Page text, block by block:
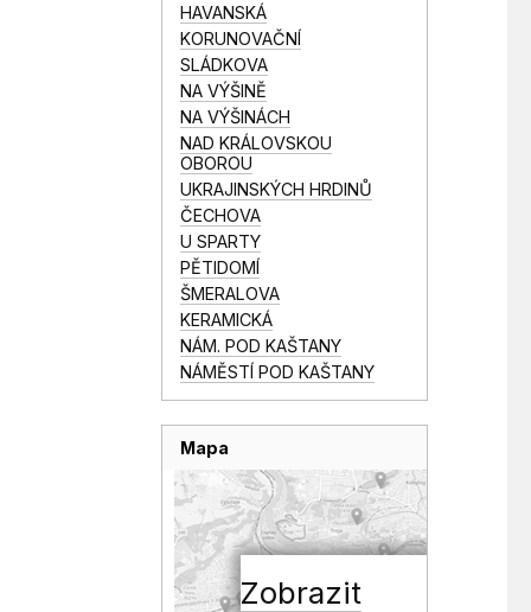
HAVANSKÁ
KORUNOVAČNÍ
SLÁDKOVA
NA VÝŠINĚ
NA VÝŠINÁCH
NAD KRÁLOVSKOU
OBOROU
UKRAJINSKÝCH HRDINŮ
ČECHOVA
U SPARTY
PĚTIDOMÍ
ŠMERALOVA
KERAMICKÁ
NÁM. POD KAŠTANY
NÁMĚSTÍ POD KAŠTANY
Mapa
Zobrazit